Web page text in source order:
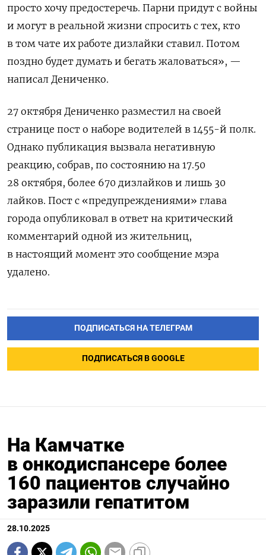
просто хочу предостеречь. Парни придут с войны
и могут в реальной жизни спросить с тех, кто
в том чате их работе дизлайки ставил. Потом
поздно будет думать и бегать жаловаться», —
написал Дениченко.
27 октября Дениченко разместил на своей
странице пост о наборе водителей в 1455-й полк.
Однако публикация вызвала негативную
реакцию, собрав, по состоянию на 17.50
28 октября, более 670 дизлайков и лишь 30
лайков. Пост с «предупреждениями» глава
города опубликовал в ответ на критический
комментарий одной из жительниц,
в настоящий момент это сообщение мэра
удалено.
ПОДПИСАТЬСЯ НА ТЕЛЕГРАМ
ПОДПИСАТЬСЯ В GOOGLE
На Камчатке
в онкодиспансере более
160 пациентов случайно
заразили гепатитом
28.10.2025